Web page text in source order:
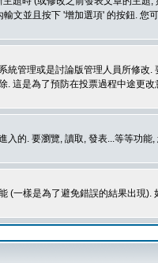
文並且按下 '增加選項' 的按鈕. 您
統管理或是討論版管理人員所修
. 這是為了預防在投票過程中途更
入的. 要瀏覽, 讀取, 發表...等等功
(一樣是為了避免錯誤的結果出現